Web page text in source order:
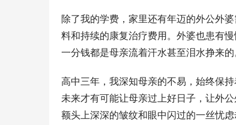
除了我的学费，家里还有年迈的外公外
料和持续的康复治疗费用。外婆也患有
一分钱都是母亲流着汗水甚至泪水挣来的
高中三年，我深知母亲的不易，始终保
未来才有可能让母亲过上好日子，让外
额头上深深的皱纹和眼中闪过的一丝忧